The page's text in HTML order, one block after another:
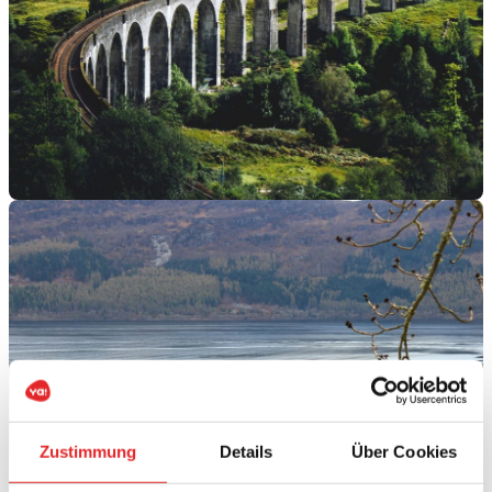
Zustimmung Details Über Cookies